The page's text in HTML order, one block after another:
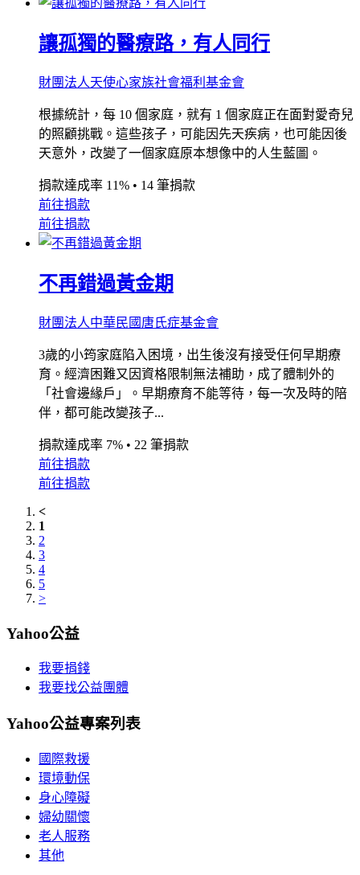
讓孤獨的醫療路，有人同行
財團法人天使心家族社會福利基金會
根據統計，每 10 個家庭，就有 1 個家庭正在面對愛奇兒
的照顧挑戰。這些孩子，可能因先天疾病，也可能因後
天意外，改變了一個家庭原本想像中的人生藍圖。
捐款達成率 11% • 14 筆捐款
前往捐款
前往捐款
不再錯過黃金期
財團法人中華民國唐氏症基金會
3歲的小筠家庭陷入困境，出生後沒有接受任何早期療
育。經濟困難又因資格限制無法補助，成了體制外的
「社會邊緣戶」。早期療育不能等待，每一次及時的陪
伴，都可能改變孩子...
捐款達成率 7% • 22 筆捐款
前往捐款
前往捐款
<
1
2
3
4
5
>
Yahoo公益
我要捐錢
我要找公益團體
Yahoo公益專案列表
國際救援
環境動保
身心障礙
婦幼關懷
老人服務
其他